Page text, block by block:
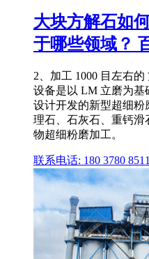
大块方解石如
于哪些领域？
2、加工 1000 目左右
设备是以 LM 立磨为基
设计开发的新型超细粉
理石、石灰石、重钙
物超细粉磨加工。
联系电话: 180 3780 8511